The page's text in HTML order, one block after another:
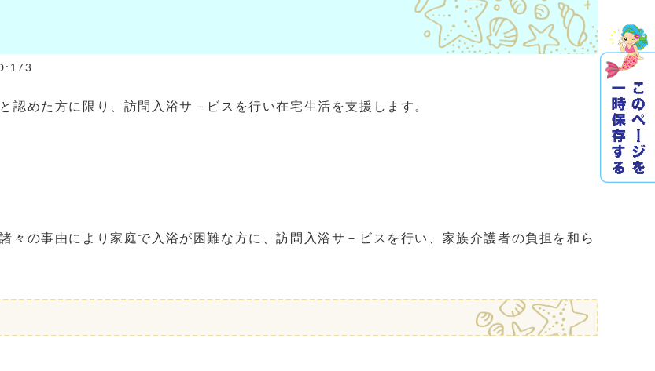
めた方に限り、訪問入浴サ－ビスを行い在宅生活を支援します。
々の事由により家庭で入浴が困難な方に、訪問入浴サ－ビスを行い、家族介護者の負担を和ら